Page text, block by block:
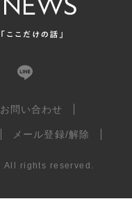
お問い合わせ
メール登録/解除
All rights reserved.